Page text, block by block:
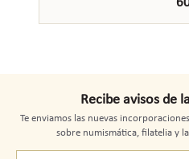
Recibe avisos de
Te enviamos las nuevas
sobre numismática, filatelia y